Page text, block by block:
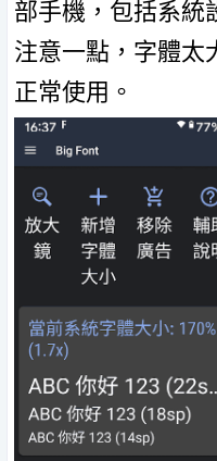
部手機，包括系統
注意一點，字體太
正常使用。